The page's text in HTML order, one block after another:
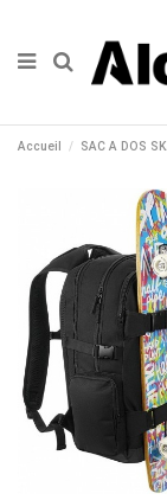
Accueil SAC A DOS